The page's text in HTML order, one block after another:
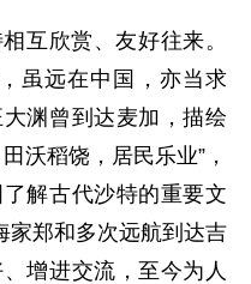
互欣赏、友好往来。
虽远在中国，亦当求
渊曾到达麦加，描绘
沃稻饶，居民乐业”，
解古代沙特的重要文
家郑和多次远航到达吉
增进交流，至今为人